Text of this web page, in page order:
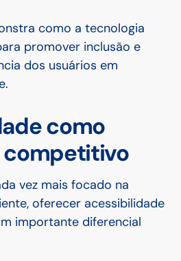
como a tecnologia
promover inclusão e
dos usuários em
como
vez mais focado na
oferecer acessibilidade
importante diferencial